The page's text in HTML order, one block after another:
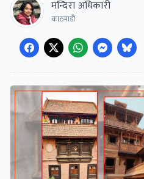
मन्दिरा अधिकारी
काठमाडौं